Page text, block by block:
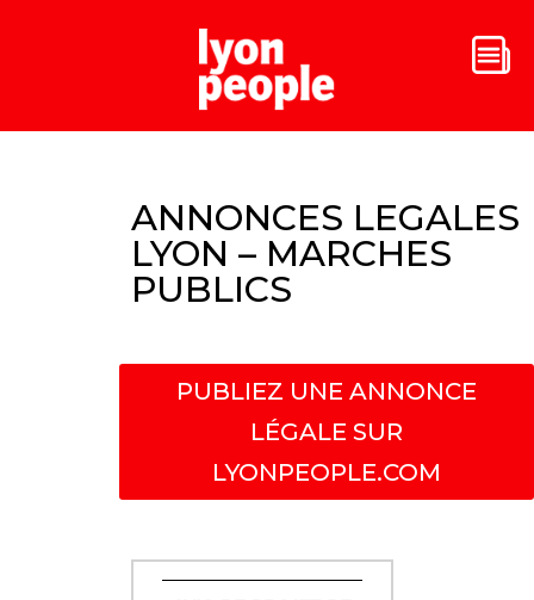
ANNONCES LEGALES
LYON – MARCHES
PUBLICS
PUBLIEZ UNE ANNONCE
LÉGALE SUR
LYONPEOPLE.COM